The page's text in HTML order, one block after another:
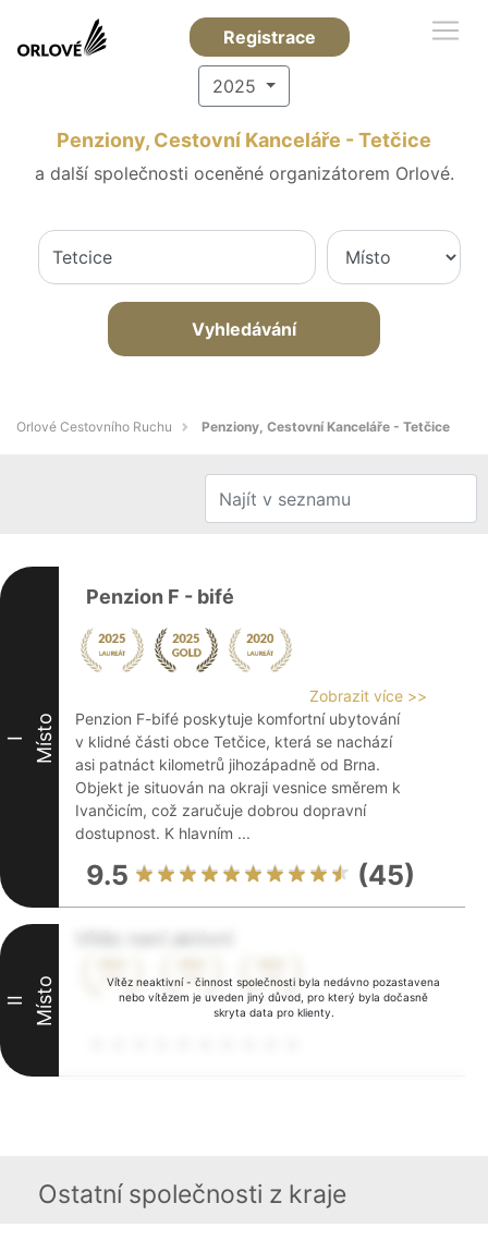
Registrace
2025
Penziony, Cestovní Kanceláře - Tetčice
a další společnosti oceněné organizátorem Orlové.
Vyhledávání
Orlové Cestovního Ruchu Penziony, Cestovní Kanceláře - Tetčice
I Místo
Penzion F - bifé
Zobrazit více >>
Penzion F-bifé poskytuje komfortní ubytování
v klidné části obce Tetčice, která se nachází
asi patnáct kilometrů jihozápadně od Brna.
Objekt je situován na okraji vesnice směrem k
Ivančicím, což zaručuje dobrou dopravní
dostupnost. K hlavním ...
9.5 (45)
Vítěz neaktivní - činnost společnosti byla nedávno pozastavena
nebo vítězem je uveden jiný důvod, pro který byla dočasně
skryta data pro klienty.
II Místo
Ostatní společnosti z kraje